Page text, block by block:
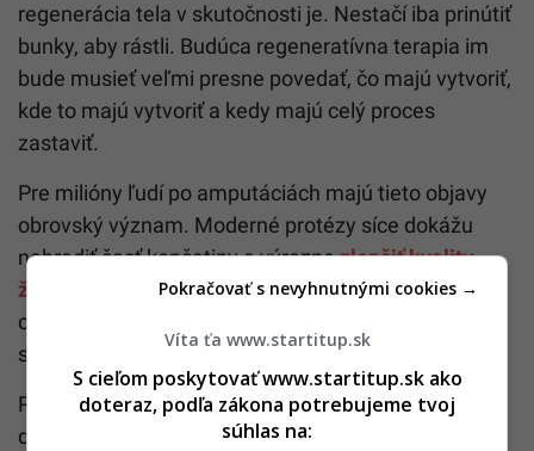
regenerácia tela v skutočnosti je. Nestačí iba prinútiť
bunky, aby rástli. Budúca regeneratívna terapia im
bude musieť veľmi presne povedať, čo majú vytvoriť,
kde to majú vytvoriť a kedy majú celý proces
zastaviť.
Pre milióny ľudí po amputáciách majú tieto objavy
obrovský význam. Moderné protézy síce dokážu
nahradiť časť končatiny a výraznezlepšiť kvalitu
života
, no stále nedokážu obnoviť prirodzenú
citlivosť kože, jemnú motoriku ani prepojenie nervov
so svalmi.
Regeneratívna medicína preto nesmeruje iba k
dokonalejším náhradám. Jej cieľ je oveľa
Víta ťa www.startitup.sk
S cieľom poskytovať www.startitup.sk ako
doteraz, podľa zákona potrebujeme tvoj
súhlas na:
Pokračovať s nevyhnutnými cookies →